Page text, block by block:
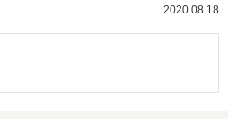
2020.08.18